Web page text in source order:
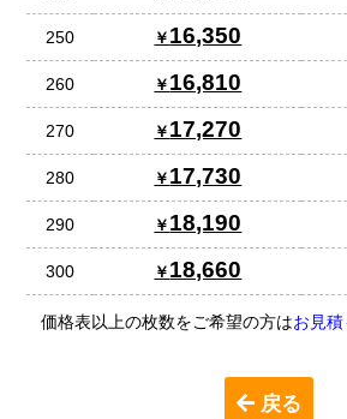
250 16,350
260 16,810
270 17,270
280 17,730
290 18,190
300 18,660
価格表以上の枚数をご希望の方はお見
戻る